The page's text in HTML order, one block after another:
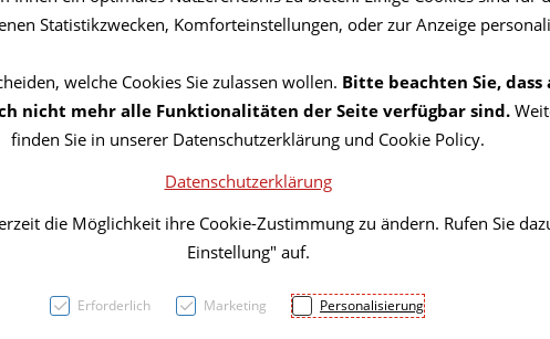
Caricol®,
25,91 EUR
Statistikzwecken, Komforteinstellungen, oder zur Anzeige
welche Cookies Sie zulassen wollen. Bitte beachten Sie,
nicht mehr alle Funktionalitäten der Seite verfügbar sind.
finden Sie in unserer Datenschutzerklärung und Cookie Policy.
Datenschutzerklärung
die Möglichkeit ihre Cookie-Zustimmung zu ändern. Rufen Sie
Einstellung" auf.
Erforderlich Marketing Personalisierung